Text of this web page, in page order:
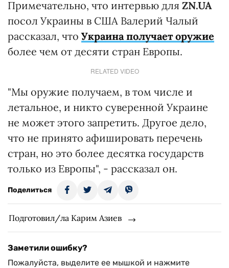
Примечательно, что интервью для ZN.UA
посол Украины в США Валерий Чалый
рассказал, что Украина получает оружие
более чем от десяти стран Европы.
RELATED VIDEO
"Мы оружие получаем, в том числе и
летальное, и никто суверенной Украине
не может этого запретить. Другое дело,
что не принято афишировать перечень
стран, но это более десятка государств
только из Европы", - рассказал он.
Поделиться
Подготовил/ла Карим Азиев
Заметили ошибку?
Пожалуйста, выделите ее мышкой и нажмите